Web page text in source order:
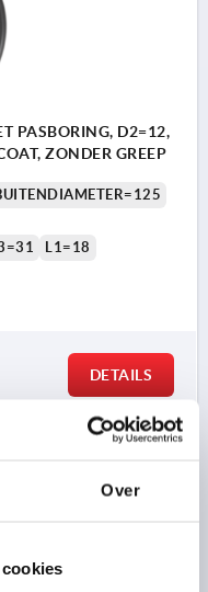
Over
PASBORING, D2=12,
ZONDER GREEP
L1=18
DETAILS